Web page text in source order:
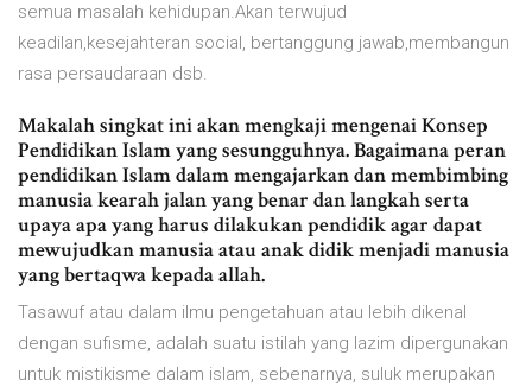
semua masalah kehidupan.Akan terwujud
keadilan,kesejahteran social, bertanggung jawab,membangun
rasa persaudaraan dsb.
Makalah singkat ini akan mengkaji mengenai Konsep
Pendidikan Islam yang sesungguhnya. Bagaimana peran
pendidikan Islam dalam mengajarkan dan membimbing
manusia kearah jalan yang benar dan langkah serta
upaya apa yang harus dilakukan pendidik agar dapat
mewujudkan manusia atau anak didik menjadi manusia
yang bertaqwa kepada allah.
Tasawuf atau dalam ilmu pengetahuan atau lebih dikenal
dengan sufisme, adalah suatu istilah yang lazim dipergunakan
untuk mistikisme dalam islam, sebenarnya, suluk merupakan